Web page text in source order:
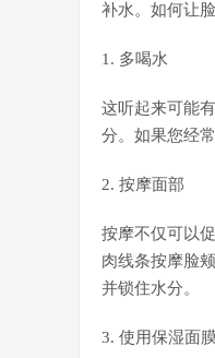
补水。如何让
1. 多喝水
这听起来可能
分。如果您经
2. 按摩面部
按摩不仅可以
肉线条按摩脸
并锁住水分。
3. 使用保湿面